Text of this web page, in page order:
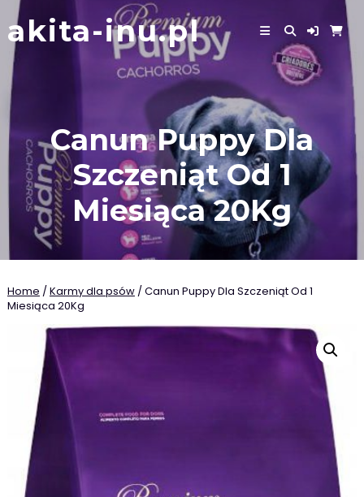
Skip
to
content
akita-inu.pl
Canun Puppy Dla
Szczeniąt Od 1
Miesiąca 20Kg
Home /Karmy dla psów/ Canun Puppy Dla Szczeniąt Od 1
Miesiąca 20Kg